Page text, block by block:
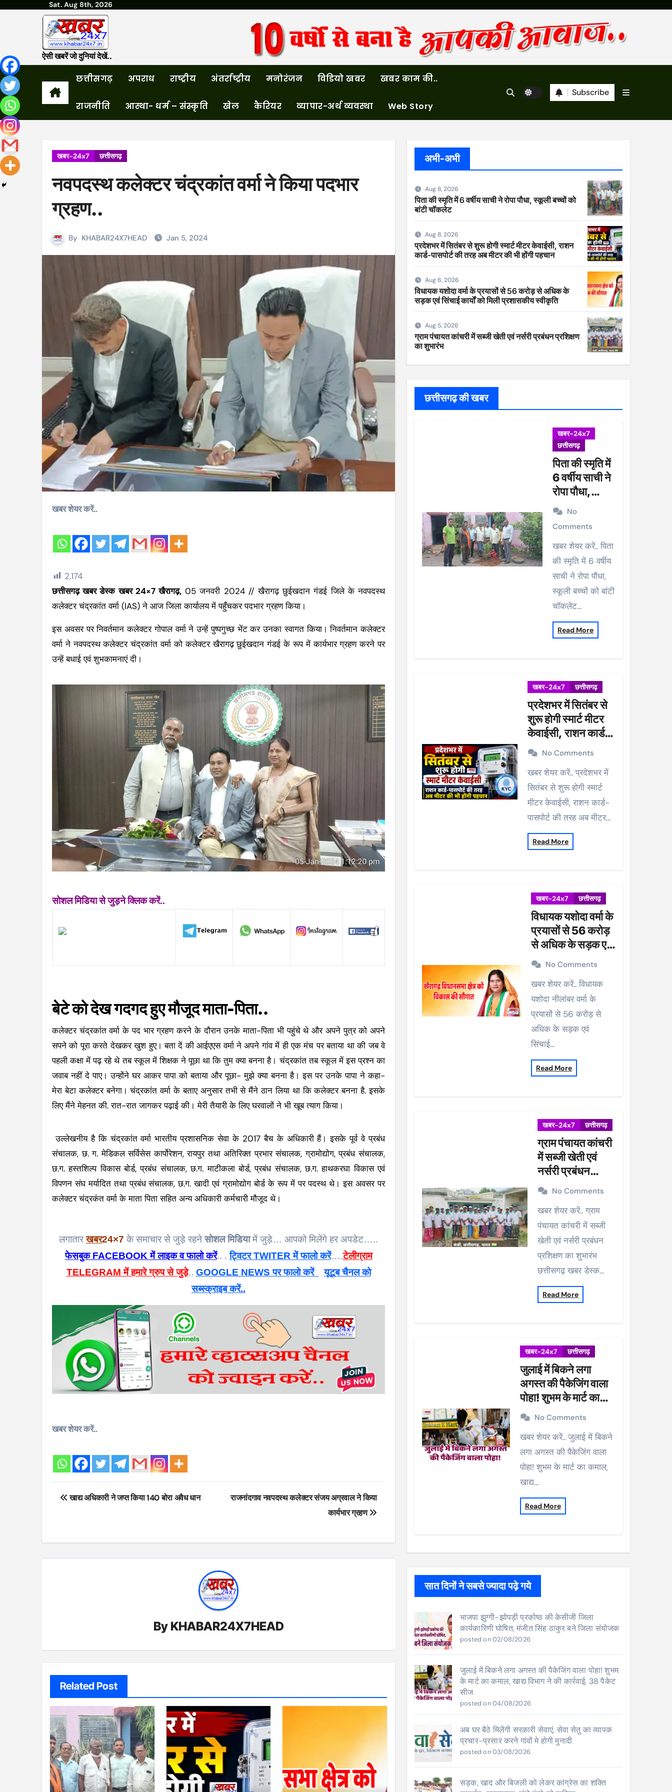
Sat. Aug 8th, 2026
ऐसी खबरें जो दुनियां देखें..
छत्तीसगढ़ अपराध राष्ट्रीय अंतर्राष्ट्रीय मनोरंजन विडियो खबर खबर काम की..
राजनीति आस्था- धर्म – संस्कृति खेल कैरियर व्यापार-अर्थ व्यवस्था Web Story
Subscribe
खबर-24x7 छत्तीसगढ़
नवपदस्थ कलेक्टर चंद्रकांत वर्मा ने किया पदभार
ग्रहण..
By KHABAR24X7HEAD Jan 5, 2024
खबर शेयर करें..
2,174
छत्तीसगढ़ खबर डेस्क खबर 24×7 खैरागढ़, 05 जनवरी 2024 // खैरागढ़ छुईखदान गंडई जिले के नवपदस्थ
कलेक्टर चंद्रकांत वर्मा (IAS) ने आज जिला कार्यालय में पहुँचकर पदभार ग्रहण किया।
इस अवसर पर निवर्तमान कलेक्टर गोपाल वर्मा ने उन्हें पुष्पगुच्छ भेंट कर उनका स्वागत किया। निवर्तमान कलेक्टर
वर्मा ने नवपदस्थ कलेक्टर चंद्रकांत वर्मा को कलेक्टर खैरागढ़ छुईखदान गंडई के रूप में कार्यभार ग्रहण करने पर
उन्हें बधाई एवं शुभकामनाएं दी।
सोशल मिडिया से जुड़ने क्लिक करें..
बेटे को देख गदगद हुए मौजूद माता-पिता..
कलेक्टर चंद्रकांत वर्मा के पद भार ग्रहण करने के दौरान उनके माता-पिता भी पहुंचे थे और अपने पुत्र को अपने
सपने को पूरा करते देखकर खुश हुए। बता दें की आईएएस वर्मा ने अपने गांव में ही एक मंच पर बताया था की जब वे
पहली कक्षा में पढ़ रहे थे तब स्कूल में शिक्षक ने पूछा था कि तुम क्या बनना है। चंद्रकांत तब स्कूल में इस प्रश्न का
जवाब नहीं दे पाए। उन्होंने घर आकर पापा को बताया और पूछा- मुझे क्या बनना है। इस पर उनके पापा ने कहा-
मेरा बेटा कलेक्टर बनेगा। चंद्रकांत वर्मा के बताए अनुसार तभी से मैंने ठान लिया था कि कलेक्टर बनना है. इसके
लिए मैंने मेहनत की. रात-रात जागकर पढ़ाई की। मेरी तैयारी के लिए घरवालों ने भी खूब त्याग किया।
उल्लेखनीय है कि चंद्रकांत वर्मा भारतीय प्रशासनिक सेवा के 2017 बैच के अधिकारी हैं। इसके पूर्व वे प्रबंध
संचालक, छ. ग. मेडिकल सर्विसेस कार्पोरेशन, रायपुर तथा अतिरिक्त प्रभार संचालक, ग्रामोद्योग, प्रबंध संचालक,
छ.ग. हस्तशिल्प विकास बोर्ड, प्रबंध संचालक, छ.ग. माटीकला बोर्ड, प्रबंध संचालक, छ.ग. हाथकरघा विकास एवं
विपणन संघ मर्यादित तथा प्रबंध संचालक, छ.ग. खादी एवं ग्रामोद्योग बोर्ड के रूप में पर पदस्थ थे। इस अवसर पर
कलेक्टर चंद्रकंत वर्मा के माता पिता सहित अन्य अधिकारी कर्मचारी मौजूद थे।
लगातारखबर24×7 के समाचार से जुड़े रहनेसोशल मिडियामें जुड़े… आपको मिलेंगे हर अपडेट…..
फेसबुक FACEBOOK में लाइक व फालो करें.. .ट्विटर TWITER में फालो करें….टेलीग्राम
TELEGRAM में हमारे ग्रुप से जुड़े.. GOOGLE NEWS पर फालो करें
यूटूब चैनल को
सब्स्क्राइब करें..
खबर शेयर करें..
Post
खाद्य अधिकारी ने जप्त किया 140 बोरा अवैध धान
राजनांदगाव नवपदस्थ कलेक्टर संजय अग्रवाल ने किया
कार्यभार ग्रहण
By KHABAR24X7HEAD
Related Post
अभी-अभी
Aug 8, 2026
पिता की स्मृति में 6 वर्षीय साची ने रोपा पौधा, स्कूली बच्चों को
बांटी चॉकलेट
Aug 8, 2026
प्रदेशभर में सितंबर से शुरू होगी स्मार्ट मीटर केवाईसी, राशन
कार्ड-पासपोर्ट की तरह अब मीटर की भी होंगी पहचान
Aug 6, 2026
विधायक यशोदा वर्मा के प्रयासों से 56 करोड़ से अधिक के
सड़क एवं सिंचाई कार्यों को मिली प्रशासकीय स्वीकृति
Aug 5, 2026
ग्राम पंचायत कांचरी में सब्जी खेती एवं नर्सरी प्रबंधन प्रशिक्षण
का शुभारंभ
छत्तीसगढ़ की खबर
खबर-24x7
छत्तीसगढ़
पिता की स्मृति में
6 वर्षीय साची ने
रोपा पौधा,
स्कूली बच्चों को
बांटी चॉकलेट
No
Comments
खबर शेयर करें.. पिता
की स्मृति में 6 वर्षीय
साची ने रोपा पौधा,
स्कूली बच्चों को बांटी
चॉकलेट…
Read More
खबर-24x7 छत्तीसगढ़
प्रदेशभर में सितंबर से
शुरू होगी स्मार्ट मीटर
केवाईसी, राशन कार्ड-
पासपोर्ट की तरह अब
मीटर की भी होंगी
पहचान
No Comments
खबर शेयर करें.. प्रदेशभर में
सितंबर से शुरू होगी स्मार्ट
मीटर केवाईसी, राशन कार्ड-
पासपोर्ट की तरह अब मीटर…
Read More
खबर-24x7 छत्तीसगढ़
विधायक यशोदा वर्मा के
प्रयासों से 56 करोड़
से अधिक के सड़क एवं
सिंचाई कार्यों को मिली
प्रशासकीय स्वीकृति
No Comments
खबर शेयर करें.. विधायक
यशोदा नीलांबर वर्मा के
प्रयासों से 56 करोड़ से
अधिक के सड़क एवं
सिंचाई…
Read More
खबर-24x7 छत्तीसगढ़
ग्राम पंचायत कांचरी
में सब्जी खेती एवं
नर्सरी प्रबंधन
प्रशिक्षण का शुभारंभ
No Comments
खबर शेयर करें.. ग्राम
पंचायत कांचरी में सब्जी
खेती एवं नर्सरी प्रबंधन
प्रशिक्षण का शुभारंभ
छत्तीसगढ़ खबर डेस्क…
Read More
खबर-24x7 छत्तीसगढ़
जुलाई में बिकने लगा
अगस्त की पैकेजिंग वाला
पोहा! शुभम के मार्ट का
कमाल, खाद्य विभाग ने की
कार्रवाई, 38 पैकेट सीज
No Comments
खबर शेयर करें.. जुलाई में बिकने
लगा अगस्त की पैकेजिंग वाला
पोहा! शुभम के मार्ट का कमाल,
खाद्य…
Read More
सात दिनों ने सबसे ज्यादा पढ़े गये
भाजपा झुग्गी-झोपड़ी प्रकोष्ठ की केसीजी जिला
कार्यकारिणी घोषित, मंजीत सिंह ठाकुर बने जिला संयोजक
posted on 02/08/2026
जुलाई में बिकने लगा अगस्त की पैकेजिंग वाला पोहा! शुभम
के मार्ट का कमाल, खाद्य विभाग ने की कार्रवाई, 38 पैकेट
सीज
posted on 04/08/2026
अब घर बैठे मिलेंगी सरकारी सेवाएं, सेवा सेतु का व्यापक
प्रचार-प्रसार करने गांवों मे होगी मुनादी
posted on 03/08/2026
सड़क, खाद और बिजली को लेकर कांग्रेस का शक्ति